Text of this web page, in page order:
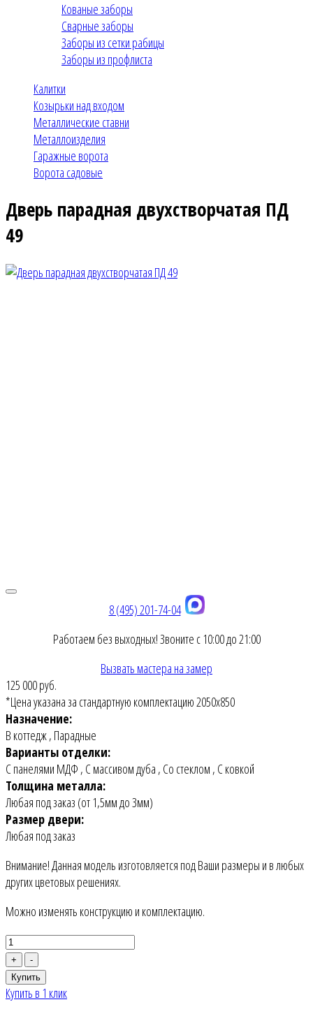
Кованые заборы
Сварные заборы
Заборы из сетки рабицы
Заборы из профлиста
Калитки
Козырьки над входом
Металлические ставни
Металлоизделия
Гаражные ворота
Ворота садовые
Дверь парадная двухстворчатая ПД
49
8 (495) 201-74-04
Работаем без выходных! Звоните с 10:00 до 21:00
Вызвать мастера на замер
125 000 руб.
*Цена указана за стандартную комплектацию 2050х850
Назначение:
В коттедж, Парадные
Варианты отделки:
С панелями МДФ , С массивом дуба , Со стеклом , С ковкой
Толщина металла:
Любая под заказ (от 1,5мм до 3мм)
Размер двери:
Любая под заказ
Внимание! Данная модель изготовляется под Ваши размеры и в любых
других цветовых решениях.
Можно изменять конструкцию и комплектацию.
+
-
Купить
Купить в 1 клик